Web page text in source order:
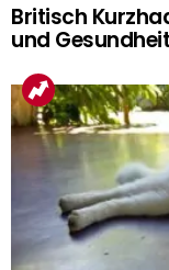
Britisch
und